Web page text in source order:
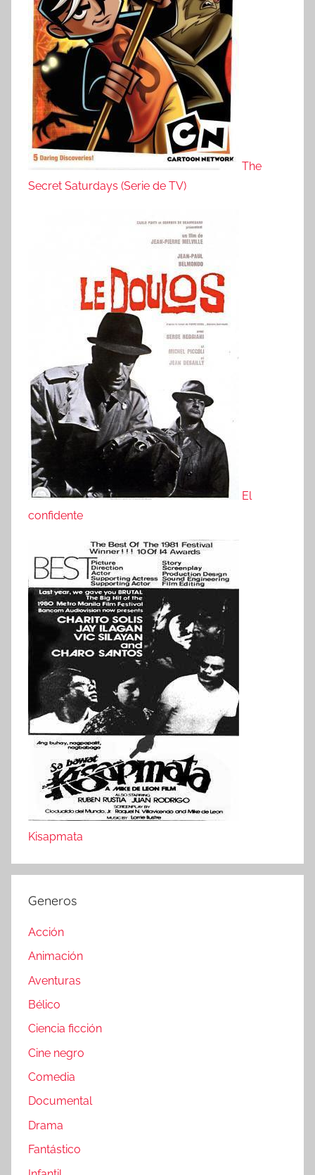
The
Secret Saturdays (Serie de TV)
El
confidente
Kisapmata
Generos
Acción
Animación
Aventuras
Bélico
Ciencia ficción
Cine negro
Comedia
Documental
Drama
Fantástico